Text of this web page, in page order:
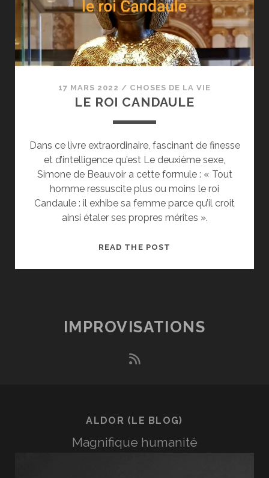
17 MARS 2022 / CHOSES DE LA VIE
LE ROI CANDAULE
Dans ce livre extraordinaire, fascinant de finesse
et d’intelligence qu’est Le deuxième sexe,
Simone de Beauvoir a cette formule : « Tout
homme ressuscite plus ou moins le roi
Candaule : il exhibe sa femme parce qu’il croit
ainsi étaler ses propres mérites ».
READ THE POST
IMPROVISATIONS
rss
ALDOR (LE BLOG)
Magnifique humanité